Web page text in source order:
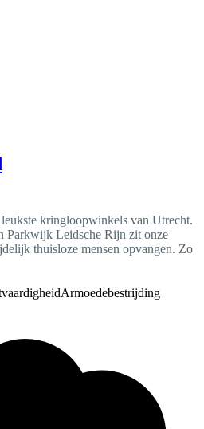
kringloopwinkels van Utrecht.
Parkwijk Leidsche Rijn zit onze
thuisloze mensen opvangen. Zo
Armoedebestrijding